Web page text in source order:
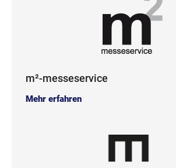
m²-messeservice
Mehr erfahren